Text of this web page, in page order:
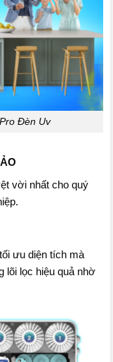
Đèn Uv
vời nhất cho quý
ưu diện tích mà
lõi lọc hiệu quả nhờ